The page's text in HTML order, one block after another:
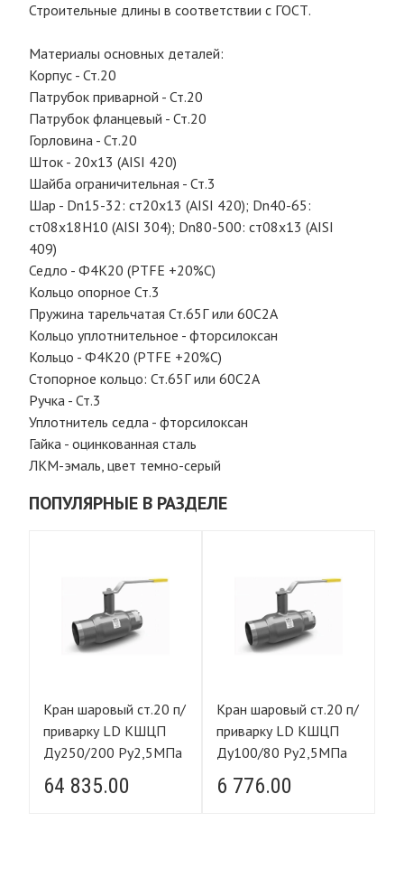
Строительные длины в соответствии с ГОСТ.
Материалы основных деталей:
Корпус - Ст.20
Патрубок приварной - Ст.20
Патрубок фланцевый - Ст.20
Горловина - Ст.20
Шток - 20х13 (AISI 420)
Шайба ограничительная - Ст.3
Шар - Dn15-32: ст20х13 (AISI 420); Dn40-65:
ст08х18Н10 (AISI 304); Dn80-500: ст08х13 (AISI
409)
Седло - Ф4К20 (PTFE +20%С)
Кольцо опорное Ст.3
Пружина тарельчатая Ст.65Г или 60С2А
Кольцо уплотнительное - фторсилоксан
Кольцо - Ф4К20 (PTFE +20%С)
Стопорное кольцо: Ст.65Г или 60С2А
Ручка - Ст.3
Уплотнитель седла - фторсилоксан
Гайка - оцинкованная сталь
ЛКМ-эмаль, цвет темно-серый
ПОПУЛЯРНЫЕ В РАЗДЕЛЕ
Кран шаровый ст.20 п/
приварку LD КШЦП
Ду250/200 Ру2,5МПа
64 835.00
Кран шаровый ст.20 п/
приварку LD КШЦП
Ду100/80 Ру2,5МПа
6 776.00